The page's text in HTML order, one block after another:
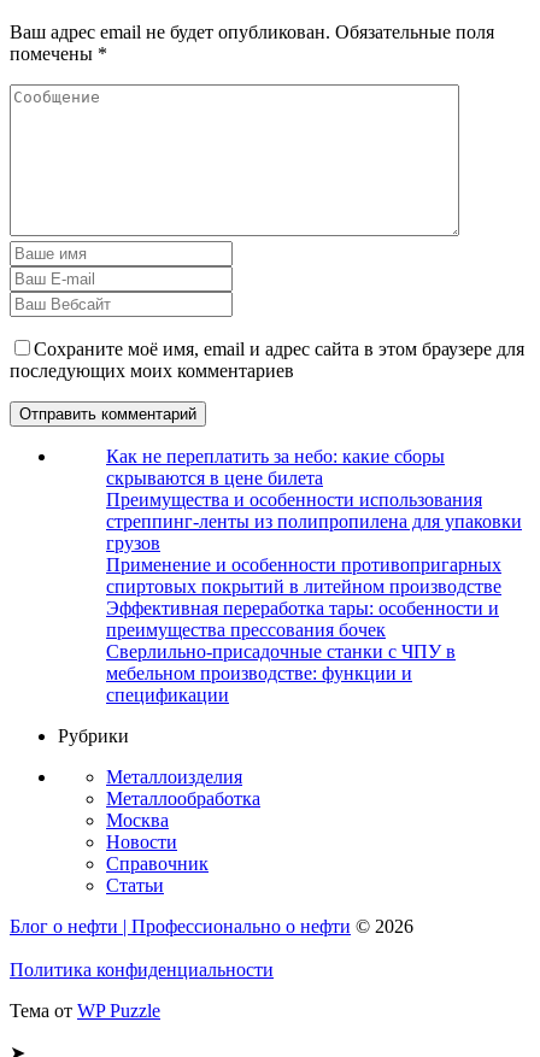
Ваш адрес email не будет опубликован. Обязательные поля
помечены *
Сохраните моё имя, email и адрес сайта в этом браузере для
последующих моих комментариев
Как не переплатить за небо: какие сборы
скрываются в цене билета
Преимущества и особенности использования
стреппинг-ленты из полипропилена для упаковки
грузов
Применение и особенности противопригарных
спиртовых покрытий в литейном производстве
Эффективная переработка тары: особенности и
преимущества прессования бочек
Сверлильно-присадочные станки с ЧПУ в
мебельном производстве: функции и
спецификации
Рубрики
Металлоизделия
Металлообработка
Москва
Новости
Справочник
Статьи
Блог о нефти | Профессионально о нефти © 2026
Политика конфиденциальности
Тема от WP Puzzle